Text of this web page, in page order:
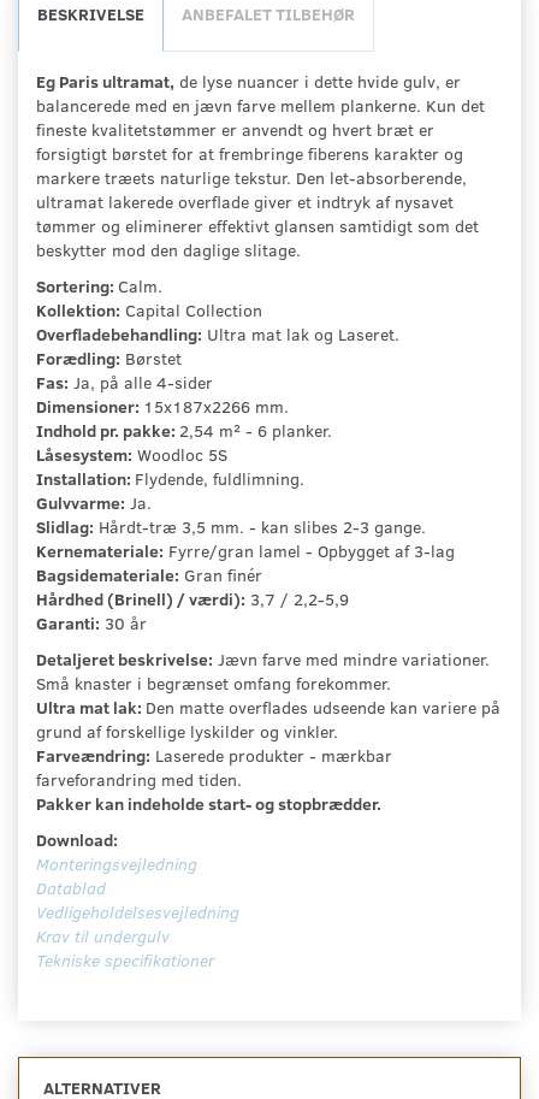
BESKRIVELSE ANBEFALET TILBEHØR
Eg Paris ultramat, de lyse nuancer i dette hvide gulv, er
balancerede med en jævn farve mellem plankerne. Kun det
fineste kvalitetstømmer er anvendt og hvert bræt er
forsigtigt børstet for at frembringe fiberens karakter og
markere træets naturlige tekstur. Den let-absorberende,
ultramat lakerede overflade giver et indtryk af nysavet
tømmer og eliminerer effektivt glansen samtidigt som det
beskytter mod den daglige slitage.
Sortering: Calm.
Kollektion: Capital Collection
Overfladebehandling: Ultra mat lak og Laseret.
Forædling: Børstet
Fas: Ja, på alle 4-sider
Dimensioner: 15x187x2266 mm.
Indhold pr. pakke: 2,54 m² - 6 planker.
Låsesystem: Woodloc 5S
Installation: Flydende, fuldlimning.
Gulvvarme: Ja.
Slidlag: Hårdt-træ 3,5 mm. - kan slibes 2-3 gange.
Kernemateriale: Fyrre/gran lamel - Opbygget af 3-lag
Bagsidemateriale: Gran finér
Hårdhed (Brinell) / værdi): 3,7 / 2,2-5,9
Garanti: 30 år
Detaljeret beskrivelse: Jævn farve med mindre variationer.
Små knaster i begrænset omfang forekommer.
Ultra mat lak: Den matte overflades udseende kan variere på
grund af forskellige lyskilder og vinkler.
Farveændring: Laserede produkter - mærkbar
farveforandring med tiden.
Pakker kan indeholde start- og stopbrædder.
Download:
Monteringsvejledning
Datablad
Vedligeholdelsesvejledning
Krav til undergulv
Tekniske specifikationer
ALTERNATIVER